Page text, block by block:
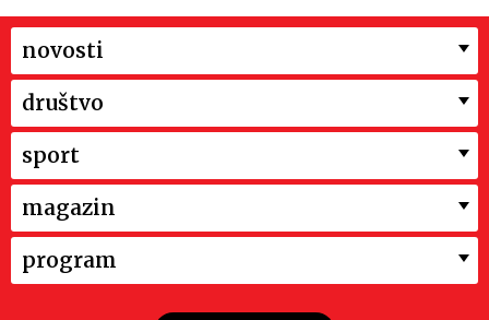
novosti
društvo
sport
magazin
program